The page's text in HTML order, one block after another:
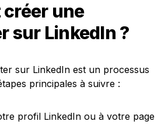
une
sur LinkedIn ?
sur LinkedIn est un processus
principales à suivre :
profil LinkedIn ou à votre page